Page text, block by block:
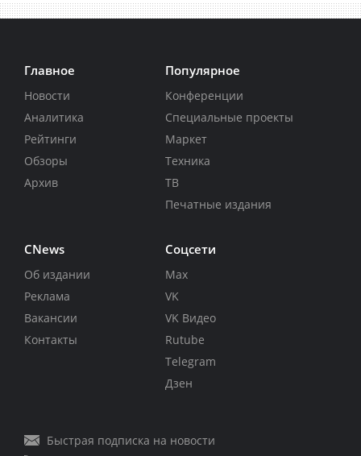
Главное
Новости
Аналитика
Рейтинги
Обзоры
Архив
Популярное
Конференции
Специальные проекты
Маркет
Техника
ТВ
Печатные издания
CNews
Об издании
Реклама
Вакансии
Контакты
Соцсети
Max
VK
VK Видео
Rutube
Telegram
Дзен
Быстрая подписка на новости